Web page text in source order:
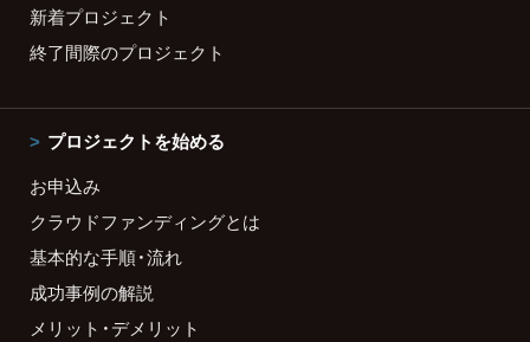
新着プロジェクト
終了間際のプロジェクト
プロジェクトを始める
お申込み
クラウドファンディングとは
基本的な手順・流れ
成功事例の解説
メリット・デメリット